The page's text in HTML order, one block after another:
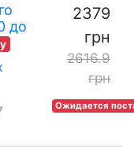
до
2379
грн
2616.9
грн
Ожидается